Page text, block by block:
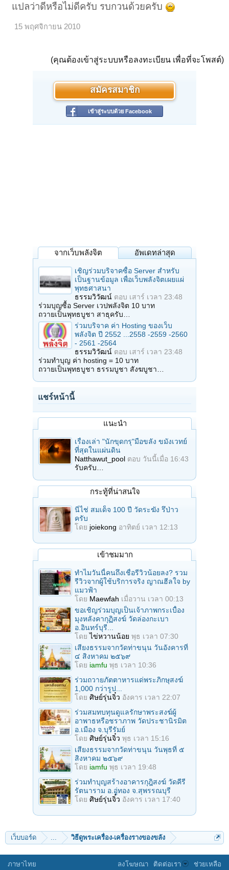
แปลว่าดีหรือไม่ดีครับ รบกวนด้วยครับ
15 พฤศจิกายน 2010
(คุณต้องเข้าสู่ระบบหรือลงทะเบียน เพื่อที่จะโพสต์)
สมัครสมาชิก
เข้าสู่ระบบด้วย Facebook
จากเว็บพลังจิต อัพเดทล่าสุด
เชิญร่วมบริจาคซื้อ Server สำหรับ
เป็นฐานข้อมูล เพื่อเว็บพลังจิตเผยแผ่
พุทธศาสนา
ธรรมวิวัฒน์ ตอบ เสาร์ เวลา 23:48
ร่วมบุญซื้อ Server เวปพลังจิต 10 บาท
ถวายเป็นพุทธบูชา สาธุครับ…
ร่วมบริจาค ค่า Hosting ของเว็บ
พลังจิต ปี 2552 ...2558 -2559 -2560
- 2561 -2564
ธรรมวิวัฒน์ ตอบ เสาร์ เวลา 23:48
ร่วมทำบุญ ค่า hosting = 10 บาท
ถวายเป็นพุทธบูชา ธรรมบูชา สังฆบูชา…
แชร์หน้านี้
แนะนำ
เรื่องเล่า "นักขุดกรุ"มือขลัง ขมังเวทย์
ที่สุดในแผ่นดิน
Natthawut_pool ตอบ วันนี้เมื่อ 16:43
รับครับ…
กระทู้ที่น่าสนใจ
นี่ไช่ สมเด็จ 100 ปี วัดระฆัง รึป่าว
ครับ
โดย joiekong อาทิตย์ เวลา 12:13
เข้าชมมาก
ทำไมวันนี้คนถึงเชื่อรีวิวน้อยลง? รวม
รีวิวจากผู้ใช้บริการจริง ญาณฮีลใจ by
แมวฟ้า
โดย Maewfah เมื่อวาน เวลา 00:13
ขอเชิญร่วมบุญเป็นเจ้าภาพกระเบื้อง
มุงหลังคากุฏิสงฆ์ วัดล่องกะเบา
อ.อินทร์บุรี...
โดยไข่หวานน้อย พุธ เวลา 07:30
เสียงธรรมจากวัดท่าขนุน วันอังคารที่
๔ สิงหาคม ๒๕๖๙
โดย iamfu พุธ เวลา 10:36
ร่วมถวายภัตตาหารแด่พระภิกษุสงฆ์
1,000 กว่ารูป...
โดย ศิษย์รุ่นจิ๋ว อังคาร เวลา 22:07
ร่วมสมทบทุนดูแลรักษาพระสงฆ์ผู้
อาพาธหรือชราภาพ วัดประชานิรมิต
อ.เมือง จ.บุรีรัมย์
โดย ศิษย์รุ่นจิ๋ว พุธ เวลา 15:16
เสียงธรรมจากวัดท่าขนุน วันพุธที่ ๕
สิงหาคม ๒๕๖๙
โดย iamfu พุธ เวลา 19:48
ร่วมทำบุญสร้างอาคารกุฎิสงฆ์ วัดคีรี
รัตนาราม อ.อู่ทอง จ.สุพรรณบุรี
โดย ศิษย์รุ่นจิ๋ว อังคาร เวลา 17:40
เว็บบอร์ด วิธีดูพระเครื่อง-เครื่องรางของขลัง
ภาษาไทย ลงโฆษณา ติดต่อเรา ช่วยเหลือ